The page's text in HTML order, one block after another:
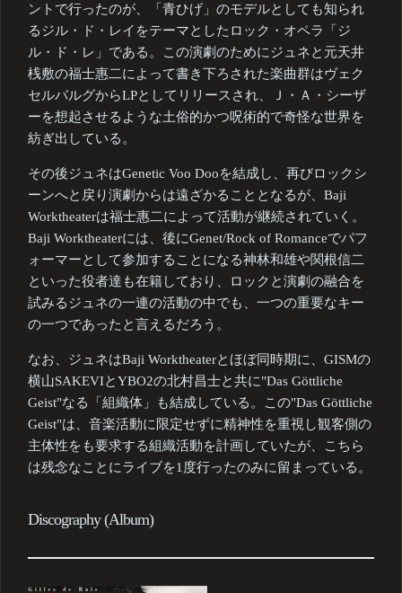
ントで行ったのが、「青ひげ」のモデルとしても知られ
るジル・ド・レイをテーマとしたロック・オペラ「ジ
ル・ド・レ」である。この演劇のためにジュネと元天井
桟敷の福士惠二によって書き下ろされた楽曲群はヴェク
セルバルグからLPとしてリリースされ、Ｊ・Ａ・シーザ
ーを想起させるような土俗的かつ呪術的で奇怪な世界を
紡ぎ出している。
その後ジュネはGenetic Voo Dooを結成し、再びロックシ
ーンへと戻り演劇からは遠ざかることとなるが、Baji
Worktheaterは福士惠二によって活動が継続されていく。
Baji Worktheaterには、後にGenet/Rock of Romanceでパフ
ォーマーとして参加することになる神林和雄や関根信二
といった役者達も在籍しており、ロックと演劇の融合を
試みるジュネの一連の活動の中でも、一つの重要なキー
の一つであったと言えるだろう。
なお、ジュネはBaji Worktheaterとほぼ同時期に、GISMの
横山SAKEVIとYBO2の北村昌士と共に"Das Göttliche
Geist"なる「組織体」も結成している。この"Das Göttliche
Geist"は、音楽活動に限定せずに精神性を重視し観客側の
主体性をも要求する組織活動を計画していたが、こちら
は残念なことにライブを1度行ったのみに留まっている。
Discography (Album)